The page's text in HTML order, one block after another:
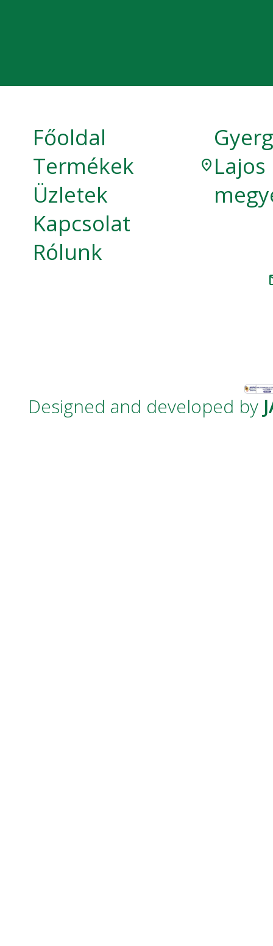
Főoldal
Termékek
Üzletek
Kapcsolat
Rólunk
location_on
Designed and developed by